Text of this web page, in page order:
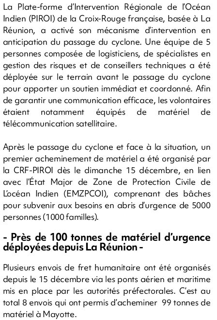
La Plate-forme d’Intervention Régionale de l’Océan
Indien (PIROI) de la Croix-Rouge française, basée à La
Réunion, a activé son mécanisme d’intervention en
anticipation du passage du cyclone. Une équipe de 5
personnes composée de logisticiens, de spécialistes en
gestion des risques et de conseillers techniques a été
déployée sur le terrain avant le passage du cyclone
pour apporter un soutien immédiat et coordonné. Afin
de garantir une communication efficace, les volontaires
étaient notamment équipés de matériel de
télécommunication satellitaire.
Après le passage du cyclone et face à la situation, un
premier acheminement de matériel a été organisé par
la CRF-PIROI dès le dimanche 15 décembre, en lien
avec l’État Major de Zone de Protection Civile de
L’océan Indien (EMZPCOI), comprenant des bâches
pour subvenir aux besoins en abris d’urgence de 5000
personnes (1000 familles).
- Près de 100 tonnes de matériel d’urgence
déployées depuis La Réunion -
Plusieurs envois de fret humanitaire ont été organisés
depuis le 15 décembre via les ponts aérien et maritime
mis en place par les autorités préfectorales. C’est au
total 8 envois qui ont permis d’acheminer 99 tonnes de
matériel à Mayotte.